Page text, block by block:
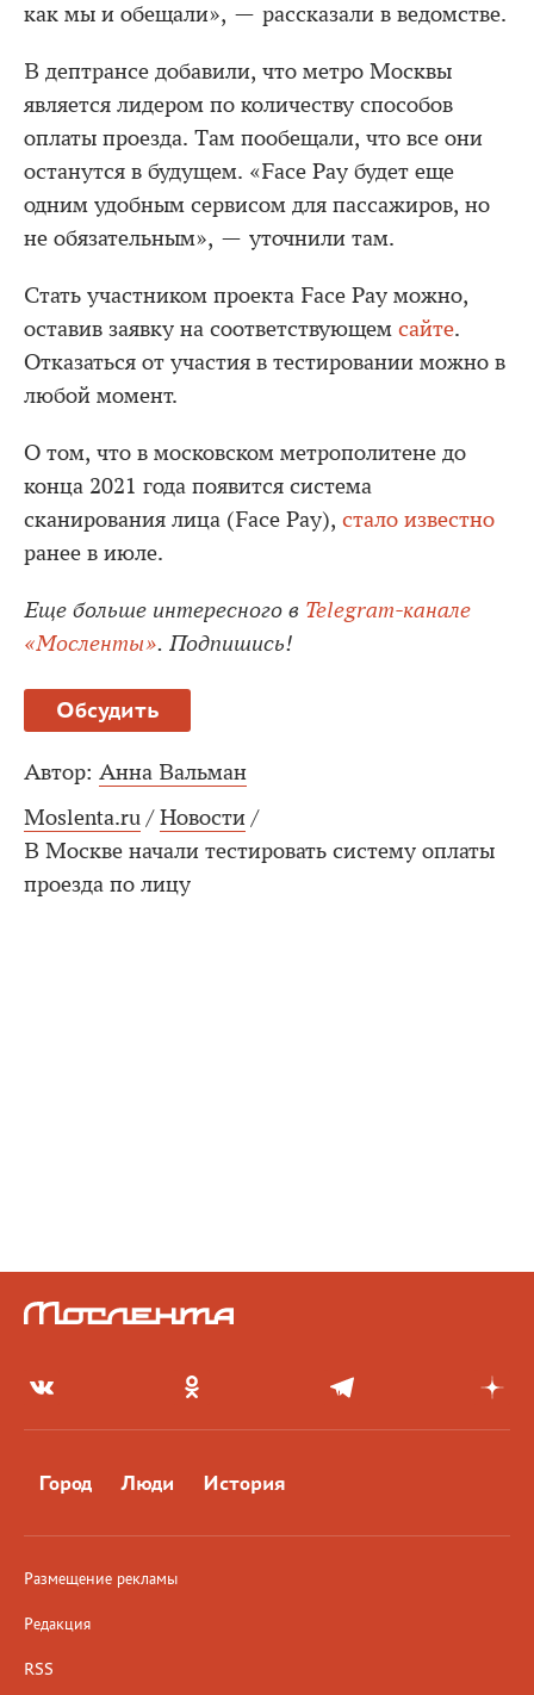
как мы и обещали», — рассказали в ведомстве.
В дептрансе добавили, что метро Москвы
является лидером по количеству способов
оплаты проезда. Там пообещали, что все они
останутся в будущем. «Face Pay будет еще
одним удобным сервисом для пассажиров, но
не обязательным», — уточнили там.
Стать участником проекта Face Pay можно,
оставив заявку на соответствующем сайте.
Отказаться от участия в тестировании можно в
любой момент.
О том, что в московском метрополитене до
конца 2021 года появится система
сканирования лица (Face Pay), стало известно
ранее в июле.
Еще больше интересного в Telegram-канале
«Мосленты». Подпишись!
Обсудить
Автор: Анна Вальман
Moslenta.ru / Новости /
В Москве начали тестировать систему оплаты
проезда по лицу
Город Люди История
Размещение рекламы
Редакция
RSS